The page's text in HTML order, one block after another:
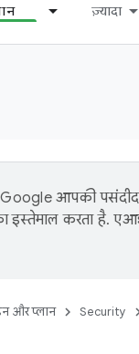
ज़्यादा
Google आपकी
इस्तेमाल करता है.
और प्लान Security